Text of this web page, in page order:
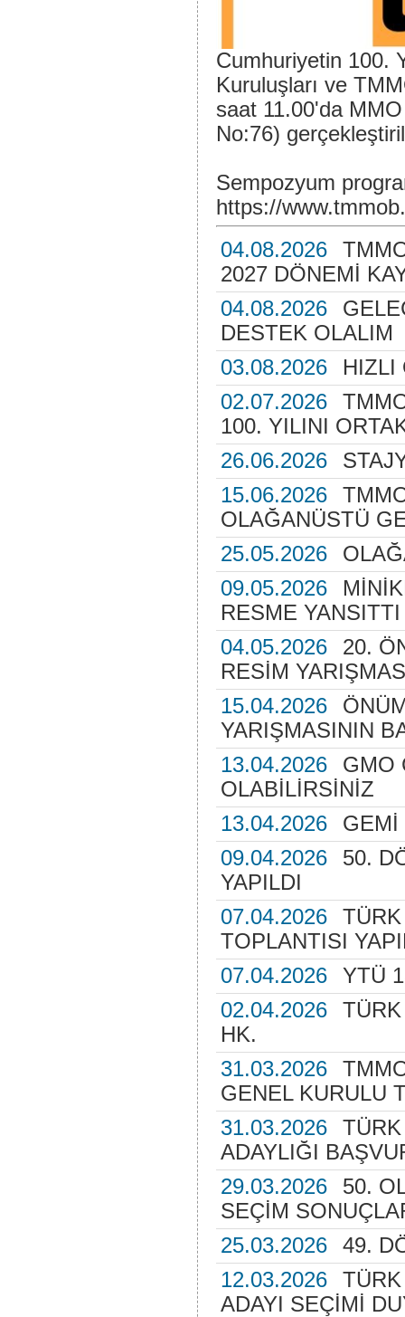
Cumhuriyetin 100.
Kuruluşları ve
saat 11.00'da
No:76)
Sempozyum
https://
04.08.2026
2027 DÖNEMİ
04.08.2026
DESTEK OLALIM
03.08.2026
HIZLI
02.07.2026
100. YILINI
26.06.2026
15.06.2026
OLAĞANÜSTÜ
25.05.2026
09.05.2026
RESME YANSITTI
04.05.2026
20.
RESİM
15.04.2026
YARIŞMASININ
13.04.2026
GMO
OLABİLİRSİNİZ
13.04.2026
GEMİ
09.04.2026
50.
YAPILDI
07.04.2026
TOPLANTISI
07.04.2026
YTÜ
02.04.2026
HK.
31.03.2026
GENEL KURULU
31.03.2026
ADAYLIĞI
29.03.2026
50.
SEÇİM
25.03.2026
49.
12.03.2026
ADAYI SEÇİMİ